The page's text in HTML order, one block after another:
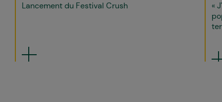
Lancement du Festival Crush
«